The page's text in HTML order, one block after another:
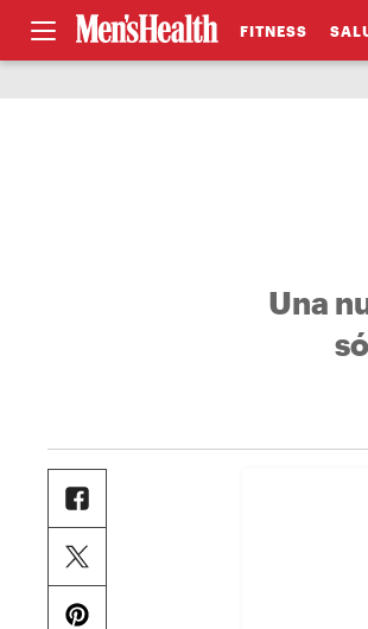
FITNESS
Una